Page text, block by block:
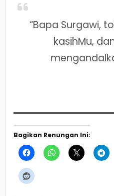
“Bapa Surgawi,
kasihMu,
Bagikan Renungan Ini: